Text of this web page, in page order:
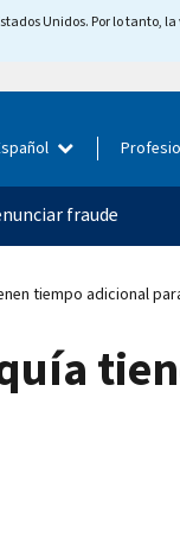
Unidos. Por lo tanto,
fraude
tiempo adicional